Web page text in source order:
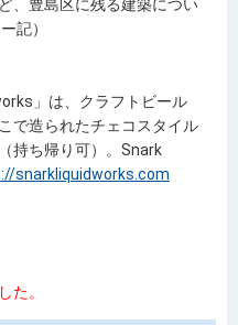
、豊島区に残る建築につい
記）
」は、クラフトビール
で造られたチェコスタイル
持ち帰り可）。Snark
snarkliquidworks.com
た。